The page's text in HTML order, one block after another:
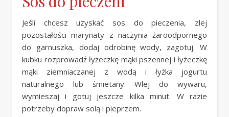
Jeśli chcesz uzyskać sos do pieczenia, zlej
pozostałości marynaty z naczynia żaroodpornego
do garnuszka, dodaj odrobinę wody, zagotuj. W
kubku rozprowadź łyżeczkę mąki pszennej i łyżeczkę
mąki ziemniaczanej z wodą i łyżka jogurtu
naturalnego lub śmietany. Wlej do wywaru,
wymieszaj i gotuj jeszcze kilka minut. W razie
potrzeby dopraw solą i pieprzem.